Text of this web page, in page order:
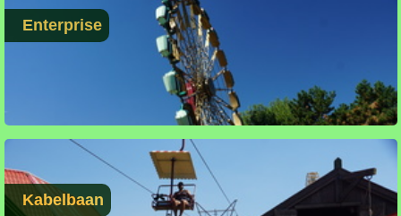
Enterprise
Kabelbaan